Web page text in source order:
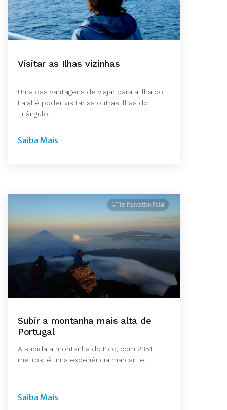
Visitar as Ilhas vizinhas
Uma das vantagens de viajar para a Ilha do
Faial é poder visitar as outras Ilhas do
Triângulo…
Saiba Mais
©The Plantation Faial
Subir a montanha mais alta de
Portugal
A subida à montanha do Pico, com 2351
metros, é uma experiência marcante…
Saiba Mais